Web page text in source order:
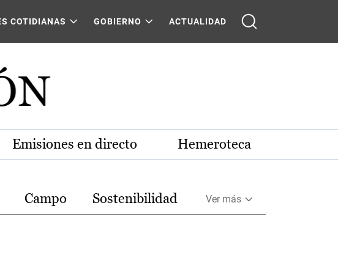
COTIDIANAS GOBIERNO ACTUALIDAD
Emisiones en directo Hemeroteca
Campo Sostenibilidad Ver más